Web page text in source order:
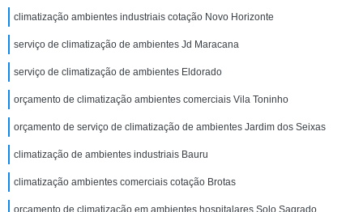
climatização ambientes industriais cotação Novo Horizonte
serviço de climatização de ambientes Jd Maracana
serviço de climatização de ambientes Eldorado
orçamento de climatização ambientes comerciais Vila Toninho
orçamento de serviço de climatização de ambientes Jardim dos Seixas
climatização de ambientes industriais Bauru
climatização ambientes comerciais cotação Brotas
orçamento de climatização em ambientes hospitalares Solo Sagrado